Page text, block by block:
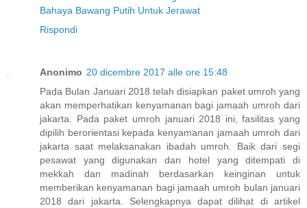
Bahaya Bawang Putih Untuk Jerawat
Rispondi
Anonimo 20 dicembre 2017 alle ore 15:48
Pada Bulan Januari 2018 telah disiapkan paket umroh yang
akan memperhatikan kenyamanan bagi jamaah umroh dari
jakarta. Pada paket umroh januari 2018 ini, fasilitas yang
dipilih berorientasi kepada kenyamanan jamaah umroh dari
jakarta saat melaksanakan ibadah umroh. Baik dari segi
pesawat yang digunakan dan hotel yang ditempati di
mekkah dan madinah berdasarkan keinginan untuk
memberikan kenyamanan bagi jamaah umroh bulan januari
2018 dari jakarta. Selengkapnya dapat dilihat di artikel